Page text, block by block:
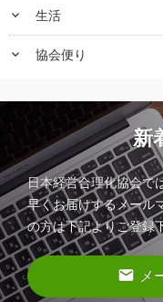
keyboard_arrow_down 生活
keyboard_arrow_down 協会便り
新
日本経営合理化協会で
早くお届けするメール
の方は下記よりご登録
email メ